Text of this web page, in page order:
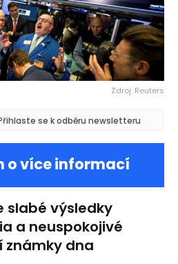
Zdroj: Reuters
se k odběru newsletteru
o více informací
slabé výsledky
a neuspokojivé
známky dna